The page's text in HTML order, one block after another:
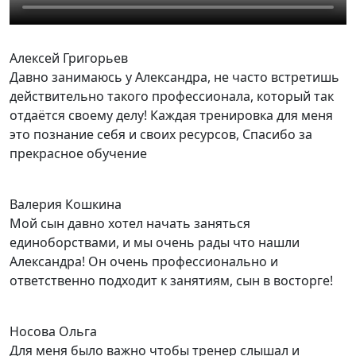
Алексей Григорьев
Давно занимаюсь у Александра, не часто встретишь
действительно такого профессионала, который так
отдаётся своему делу! Каждая тренировка для меня
это познание себя и своих ресурсов, Спасибо за
прекрасное обучение
Валерия Кошкина
Мой сын давно хотел начать заняться
единоборствами, и мы очень рады что нашли
Александра! Он очень профессионально и
ответственно подходит к занятиям, сын в восторге!
Носова Ольга
Для меня было важно чтобы тренер слышал и